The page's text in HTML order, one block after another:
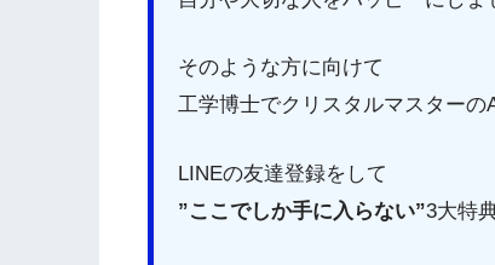
そのような方に向けて
工学博士でクリスタルマスターの
LINEの友達登録をして
”ここでしか手に入らない”3大特